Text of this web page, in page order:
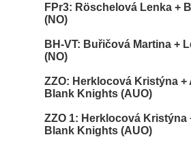
FPr3: Röschelová Lenka +
(NO)
BH-VT: Buřičová Martina +
(NO)
ZZO: Herklocová Kristýna
Blank Knights (AUO)
ZZO 1: Herklocová Kristýna
Blank Knights (AUO)